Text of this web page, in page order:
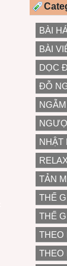
BÀI
BÀI
DỌC
ĐỖ
NHẬT
RELAX
TẢN
THẾ
THẾ
THEO
THEO